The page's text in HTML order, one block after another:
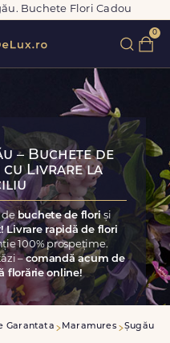
Buchete Flori Cadou
0
– Buchete de
cu Livrare la
de buchete de floriși
Livrare rapidă de flori
100% prospețime.
–comandă acum de
florărie online!
Garantata Maramures Șugău